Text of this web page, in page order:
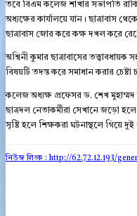
তবে বিএম কলেজ শাখার সভাপতি
অধ্যক্ষের কার্যালয়ে যান। ছাত্রাবাস
ছাত্রাবাস জোর করে কক্ষ দখল করে
অশ্বিনী কুমার ছাত্রাবাসের
বিষয়টি তদন্ত করে সমাধান করার চেষ্টা
কলেজ অধ্যক্ষ প্রফেসর ড. শেখ মুহাম্মদ
ছাত্রদল নেতাকর্মীরা সেখানে জড়ো
সৃষ্টি হলে শিক্ষকরা ঘটনাস্থলে গিয়ে
নিউজ লিংক : http://62.72.12.193/